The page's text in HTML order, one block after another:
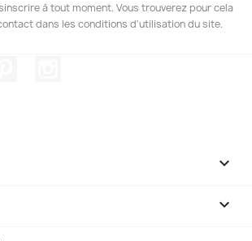
à tout moment. Vous trouverez pour cela
dans les conditions d'utilisation du site.

